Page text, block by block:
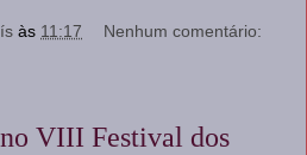
às 11:17 Nenhum comentário:
VIII Festival dos